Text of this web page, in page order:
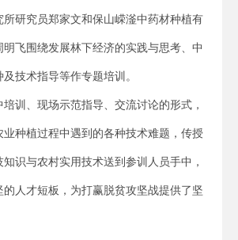
所研究员郑家文和保山嵘滏中药材种植有
明飞围绕发展林下经济的实践与思考、中
技术指导等作专题培训。
训、现场示范指导、交流讨论的形式，
业种植过程中遇到的各种技术难题，传授
识与农村实用技术送到参训人员手中，
人才短板，为打赢脱贫攻坚战提供了坚